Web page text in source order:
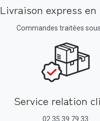
Livraison express en
Commandes traitées
Service relation
02 35 39 79 33